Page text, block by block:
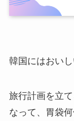
韓国にはおい
旅行計画を立
なって、胃袋